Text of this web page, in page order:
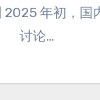
讨论…